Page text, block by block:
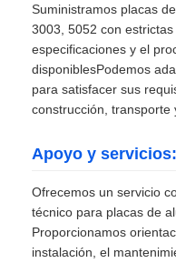
Suministramos placas
3003, 5052 con
especificaciones y el
disponiblesPodemos
para satisfacer sus
construcción, transporte
Apoyo y servicios:
Ofrecemos un servicio
técnico para placas de
Proporcionamos
instalación, el